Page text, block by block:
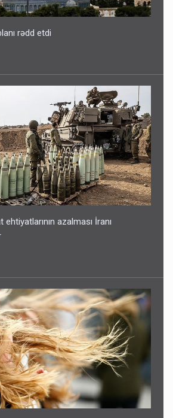
rədd etdi
azalması İranı